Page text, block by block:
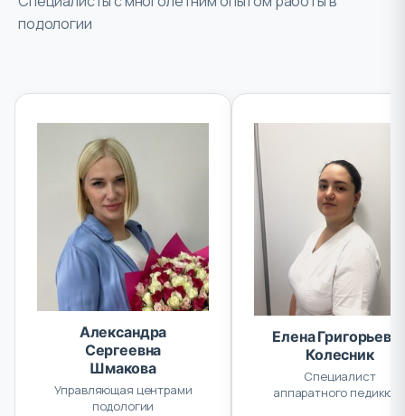
подологии
Александра
Сергеевна
Шмакова
Управляющая центрами
подологии
Елена
Колесник
Специалист
аппаратного